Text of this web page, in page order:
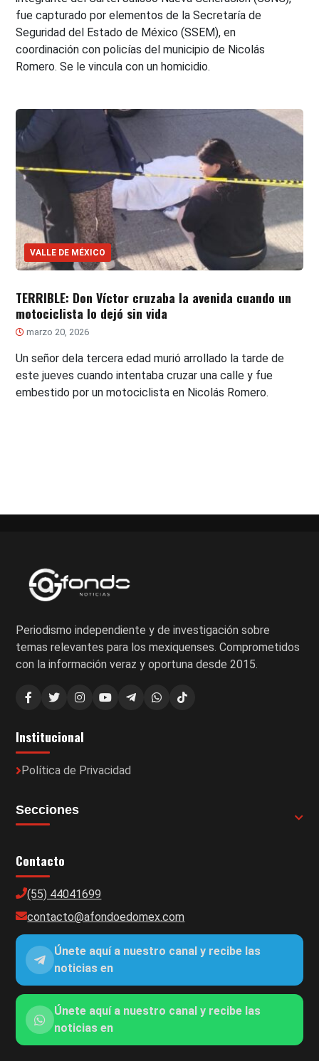
fue capturado por elementos de la Secretaría de
Seguridad del Estado de México (SSEM), en
coordinación con policías del municipio de Nicolás
Romero. Se le vincula con un homicidio.
VALLE DE MÉXICO
TERRIBLE: Don Víctor cruzaba la avenida cuando un
motociclista lo dejó sin vida
marzo 20, 2026
Un señor dela tercera edad murió arrollado la tarde de
este jueves cuando intentaba cruzar una calle y fue
embestido por un motociclista en Nicolás Romero.
entradas
Periodismo independiente y de investigación sobre
temas relevantes para los mexiquenses. Comprometidos
con la información veraz y oportuna desde 2015.
Institucional
Política de Privacidad
Secciones
Contacto
(55) 44041699
contacto@afondoedomex.com
Únete aquí a nuestro canal y recibe las
noticias en
Únete aquí a nuestro canal y recibe las
noticias en